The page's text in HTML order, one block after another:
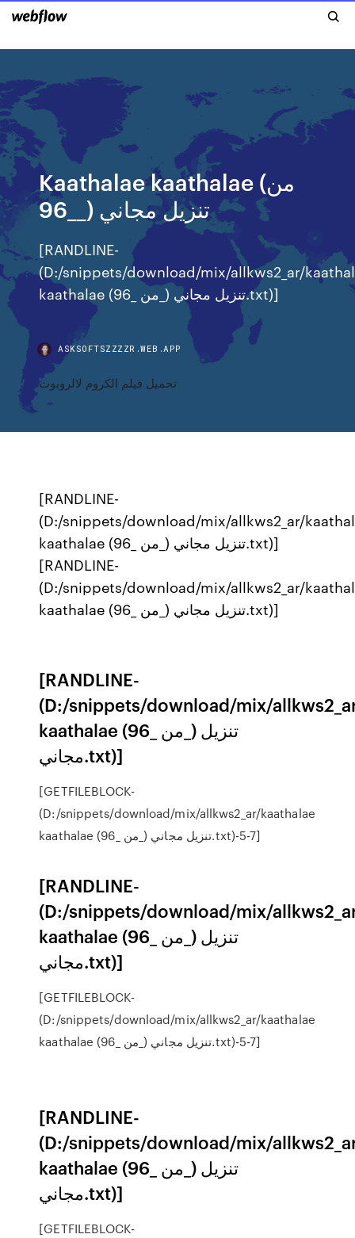
Kaathalae kaathalae (من
_96_) تنزيل مجاني
[RANDLINE-
(D:/snippets/download/mix/allkws2_ar/
kaathalae (من _96_) تنزيل مجاني.txt)]
ASKSOFTSZZZZR.WEB.APP
تحميل فيلم الكروم لالروبوت
[RANDLINE-
(D:/snippets/download/mix/allkws2_ar/
kaathalae (من _96_) تنزيل مجاني.txt)]
[RANDLINE-
(D:/snippets/download/mix/allkws2_ar/
kaathalae (من _96_) تنزيل مجاني.txt)]
[RANDLINE-
(D:/snippets/download/mix/
kaathalae (من _96_) تنزيل
مجاني.txt)]
[GETFILEBLOCK-
(D:/snippets/download/mix/allkws2_ar/kaathalae
kaathalae (من _96_) تنزيل مجاني.txt)-5-7]
[RANDLINE-
(D:/snippets/download/mix/
kaathalae (من _96_) تنزيل
مجاني.txt)]
[GETFILEBLOCK-
(D:/snippets/download/mix/allkws2_ar/kaathalae
kaathalae (من _96_) تنزيل مجاني.txt)-5-7]
[RANDLINE-
(D:/snippets/download/mix/
kaathalae (من _96_) تنزيل
مجاني.txt)]
[GETFILEBLOCK-